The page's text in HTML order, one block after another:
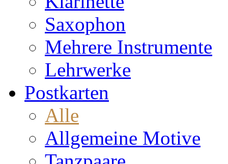
Saxophon
Mehrere Instrumente
Lehrwerke
Postkarten
Alle
Allgemeine Motive